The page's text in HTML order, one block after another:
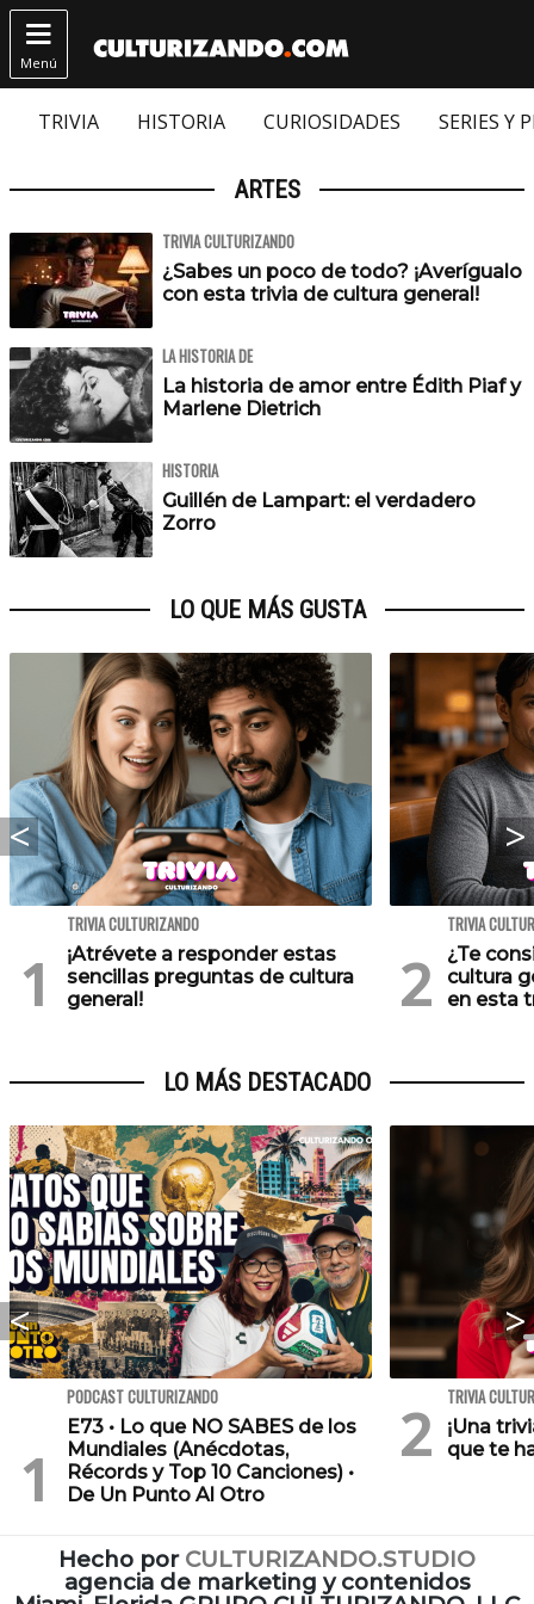

Menú
TRIVIA HISTORIA CURIOSIDADES SERIES Y
ARTES
TRIVIA CULTURIZANDO
¿Sabes un poco de todo? ¡Averígualo
con esta trivia de cultura general!
LA HISTORIA DE
La historia de amor entre Édith Piaf y
Marlene Dietrich
HISTORIA
Guillén de Lampart: el verdadero
Zorro
LO QUE MÁS GUSTA
TRIVIA CULTURIZANDO
¡Atrévete a responder estas
sencillas preguntas de cultura
general!
TRIVIA
¿Te
cultura
en esta
LO MÁS DESTACADO
PODCAST CULTURIZANDO
E73 • Lo que NO SABES de los
Mundiales (Anécdotas,
Récords y Top 10 Canciones) •
De Un Punto Al Otro
TRIVIA
¡Una
que te
Hecho por CULTURIZANDO.STUDIO
agencia de marketing y contenidos